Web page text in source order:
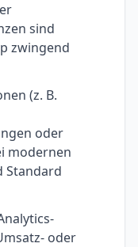
sind
zwingend
(z. B.
oder
modernen
Standard
oder